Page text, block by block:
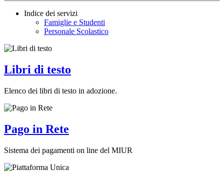
Indice dei servizi
Famiglie e Studenti
Personale Scolastico
Libri di testo
Elenco dei libri di testo in adozione.
Pago in Rete
Sistema dei pagamenti on line del MIUR